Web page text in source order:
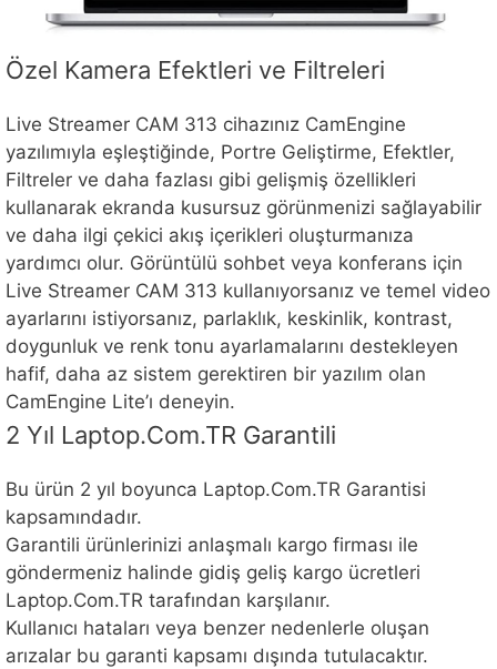
Özel Kamera Efektleri ve Filtreleri
Live Streamer CAM 313 cihazınız CamEngine
yazılımıyla eşleştiğinde, Portre Geliştirme, Efektler,
Filtreler ve daha fazlası gibi gelişmiş özellikleri
kullanarak ekranda kusursuz görünmenizi sağlayabilir
ve daha ilgi çekici akış içerikleri oluşturmanıza
yardımcı olur. Görüntülü sohbet veya konferans için
Live Streamer CAM 313 kullanıyorsanız ve temel video
ayarlarını istiyorsanız, parlaklık, keskinlik, kontrast,
doygunluk ve renk tonu ayarlamalarını destekleyen
hafif, daha az sistem gerektiren bir yazılım olan
CamEngine Lite’ı deneyin.
2 Yıl Laptop.Com.TR Garantili
Bu ürün 2 yıl boyunca Laptop.Com.TR Garantisi
kapsamındadır.
Garantili ürünlerinizi anlaşmalı kargo firması ile
göndermeniz halinde gidiş geliş kargo ücretleri
Laptop.Com.TR tarafından karşılanır.
Kullanıcı hataları veya benzer nedenlerle oluşan
arızalar bu garanti kapsamı dışında tutulacaktır.